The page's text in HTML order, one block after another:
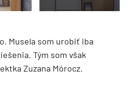
Musela som urobiť iba
Tým som však
Zuzana Mórocz.